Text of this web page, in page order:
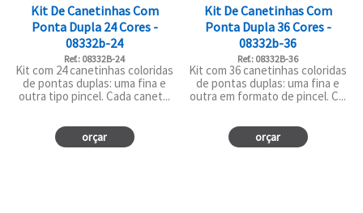
Kit De Canetinhas Com
Ponta Dupla 24 Cores -
08332b-24
Ref.: 08332B-24
Kit com 24 canetinhas coloridas
de pontas duplas: uma fina e
outra tipo pincel. Cada canet...
orçar
Kit De Canetinhas Com
Ponta Dupla 36 Cores -
08332b-36
Ref.: 08332B-36
Kit com 36 canetinhas coloridas
de pontas duplas: uma fina e
outra em formato de pincel. C...
orçar